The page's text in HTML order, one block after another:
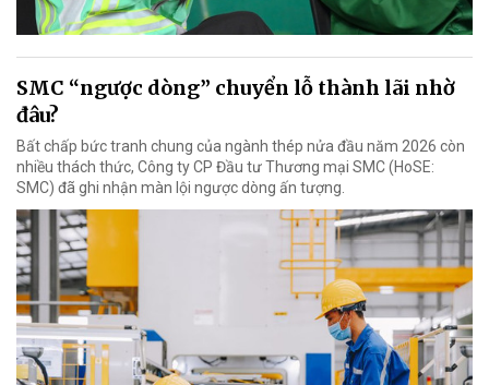
SMC “ngược dòng” chuyển lỗ thành lãi nhờ
đâu?
Bất chấp bức tranh chung của ngành thép nửa đầu năm 2026 còn
nhiều thách thức, Công ty CP Đầu tư Thương mại SMC (HoSE:
SMC) đã ghi nhận màn lội ngược dòng ấn tượng.